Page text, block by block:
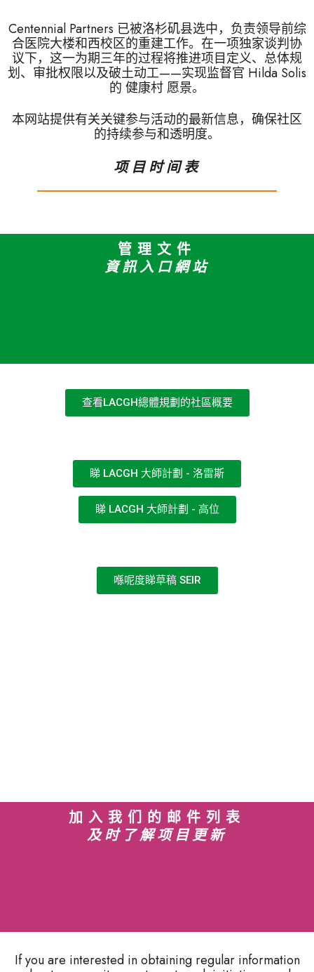
Centennial Partners 已被洛杉矶县选中，负责领导前综
合医院大楼和西校区的重建工作。在一项独家谈判协
议下，这一为期三年的过程将推进项目定义、总体规
划、审批权限以及破土动工——实现监督官 Hilda Solis
的 健康村 愿景。
本网站提供有关关键参与活动的最新信息，确保社区
的持续参与和透明度。
项目时间表
管理文件
資訊入口網站
查看LACGH總體規劃的社區概要
睇 LACGH 大師計劃 - 洛雷斯
睇 LACGH 大師計劃 - 高位
喺呢度睇草稿 SEIR
加入我们的邮件列表
及时了解项目更新
If you are interested in obtaining regular information